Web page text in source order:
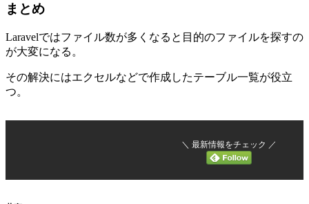
まとめ
Laravelではファイル数が多くなると目的のファイルを探すの
が大変になる。
その解決にはエクセルなどで作成したテーブル一覧が役立
つ。
＼ 最新情報をチェック ／